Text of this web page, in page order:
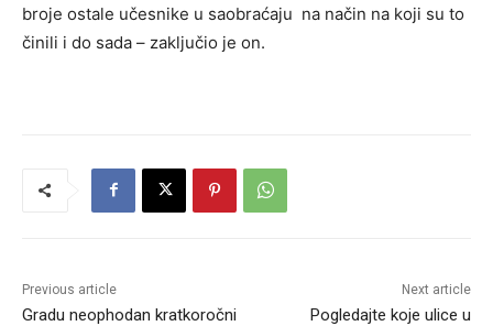
broje ostale učesnike u saobraćaju na način na koji su to
činili i do sada – zaključio je on.
Previous article
Gradu neophodan kratkoročni
Next article
Pogledajte koje ulice u